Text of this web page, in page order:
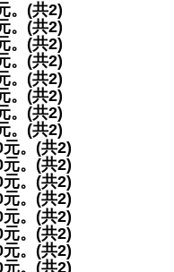
。(共2)
。(共2)
。(共2)
。(共2)
。(共2)
。(共2)
。(共2)
。(共2)
。(共2)
。(共2)
。(共2)
。(共2)
。(共2)
。(共2)
。(共2)
。(共2)